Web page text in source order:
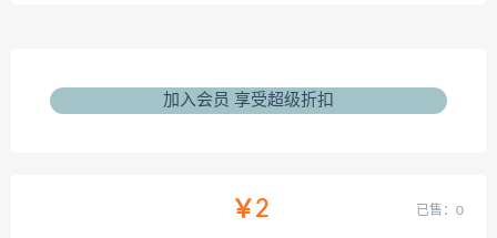
加入会员 享受超级折扣
￥2 已售：0